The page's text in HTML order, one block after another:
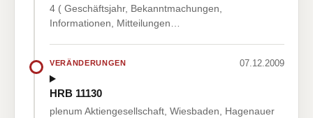
4 ( Geschäftsjahr, Bekanntmachungen,
Informationen, Mitteilungen…
VERÄNDERUNGEN 07.12.2009
HRB 11130
plenum Aktiengesellschaft, Wiesbaden, Hagenauer